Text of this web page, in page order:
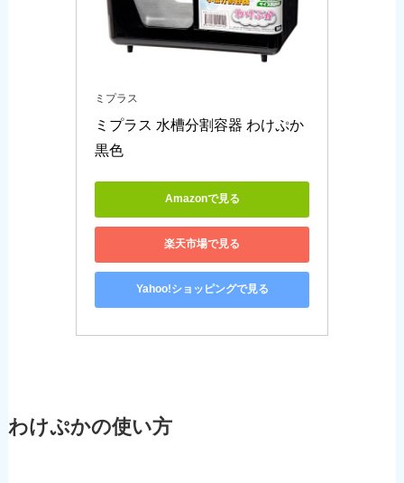
ミプラス
ミプラス 水槽分割容器 わけぷか
黒色
Amazonで見る
楽天市場で見る
Yahoo!ショッピングで見る
わけぷかの使い方